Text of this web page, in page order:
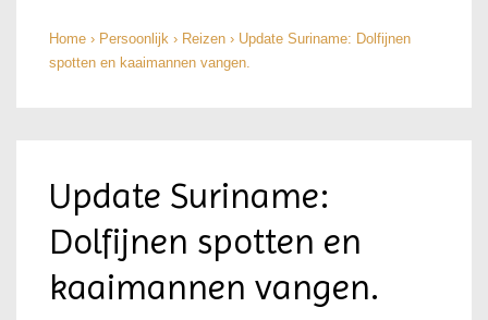
Home › Persoonlijk › Reizen › Update Suriname: Dolfijnen
spotten en kaaimannen vangen.
Update Suriname:
Dolfijnen spotten en
kaaimannen vangen.